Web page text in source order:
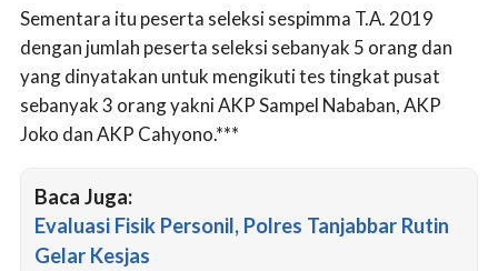
Sementara itu peserta seleksi sespimma T.A. 2019
dengan jumlah peserta seleksi sebanyak 5 orang dan
yang dinyatakan untuk mengikuti tes tingkat pusat
sebanyak 3 orang yakni AKP Sampel Nababan, AKP
Joko dan AKP Cahyono.***
Baca Juga:
Evaluasi Fisik Personil, Polres Tanjabbar Rutin
Gelar Kesjas